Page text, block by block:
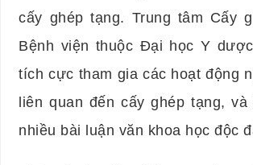
cấy ghép tạng. Trung tâm Cấy
Bệnh viện thuộc Đại học Y
tích cực tham gia các hoạt động
liên quan đến cấy ghép tạng, và
nhiều bài luận văn khoa học độc